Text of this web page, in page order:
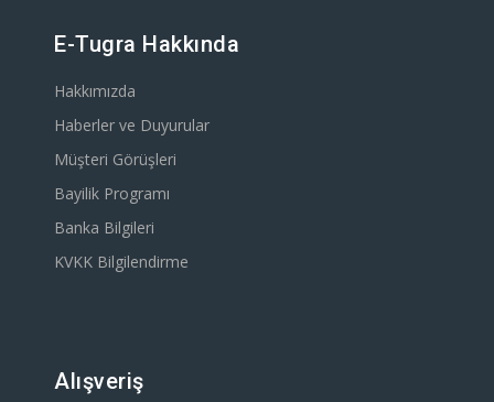
E-Tugra Hakkında
Hakkımızda
Haberler ve Duyurular
Müşteri Görüşleri
Bayilik Programı
Banka Bilgileri
KVKK Bilgilendirme
Alışveriş